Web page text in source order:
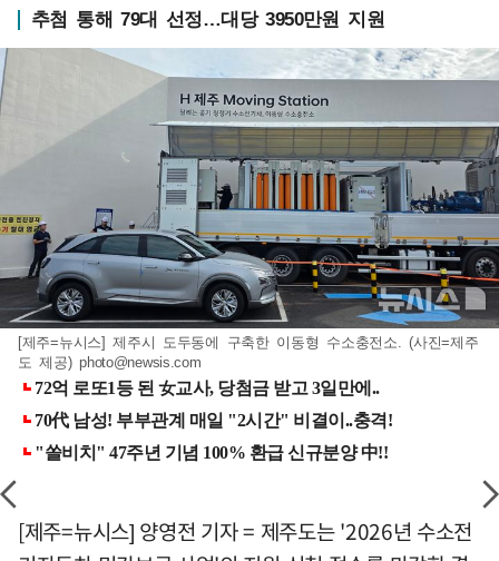
추첨 통해 79대 선정…대당 3950만원 지원
[제주=뉴시스] 제주시 도두동에 구축한 이동형 수소충전소. (사진=제주
도 제공)photo@newsis.com
[제주=뉴시스] 양영전 기자 = 제주도는 '2026년 수소전